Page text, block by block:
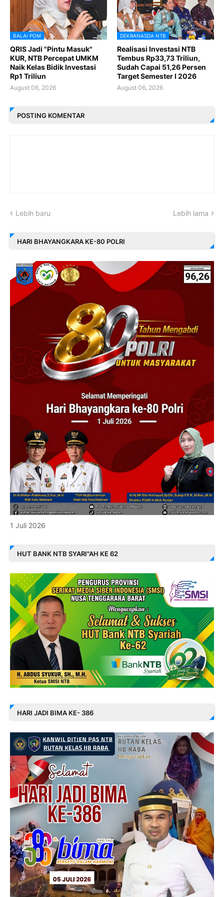
BALAI POM
QRIS Jadi "Pintu Masuk"
KUR, NTB Percepat UMKM
Naik Kelas Bidik Investasi
Rp1 Triliun
August 06, 2026
DEKRANASDA NTB
Realisasi Investasi NTB
Tembus Rp33,73 Triliun,
Sudah Capai 51,26 Persen
Target Semester I 2026
August 06, 2026
POSTING KOMENTAR
Lebih baru Lebih lama
HARI BHAYANGKARA KE-80 POLRI
1 Juli 2026
HUT BANK NTB SYARI"AH KE 62
HARI JADI BIMA KE- 386